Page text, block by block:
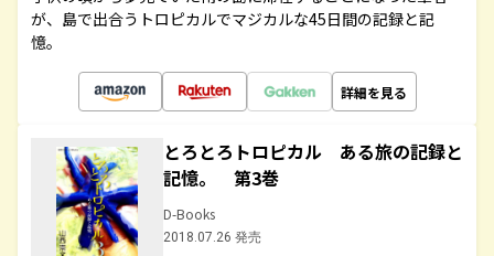
が、島で出合うトロピカルでマジカルな45日間の記録と記
憶。
詳細を見る
とろとろトロピカル ある旅の記録と
記憶。 第3巻
D-Books
2018.07.26 発売